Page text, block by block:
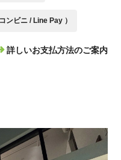
ンビニ / Line Pay ）
詳しいお支払方法のご案内